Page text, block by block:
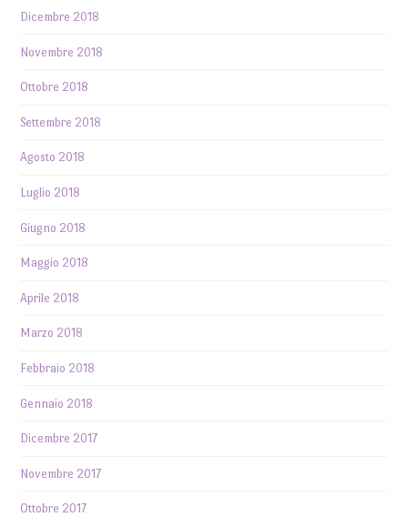
Dicembre 2018
Novembre 2018
Ottobre 2018
Settembre 2018
Agosto 2018
Luglio 2018
Giugno 2018
Maggio 2018
Aprile 2018
Marzo 2018
Febbraio 2018
Gennaio 2018
Dicembre 2017
Novembre 2017
Ottobre 2017